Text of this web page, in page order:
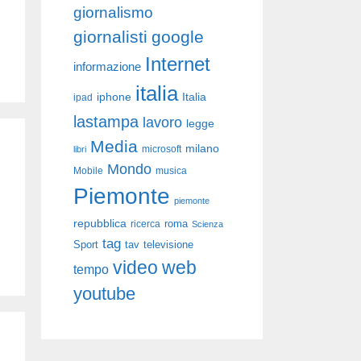
giornalismo
giornalisti google
informazione Internet
ipad iphone italia Italia
lastampa lavoro legge
libri Media microsoft milano
Mobile Mondo musica
Piemonte piemonte
repubblica ricerca roma Scienza
Sport tag tav televisione
tempo video web
youtube